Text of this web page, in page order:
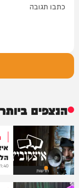
הנצפים ביותר
חדשות